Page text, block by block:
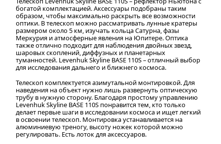
богатой комплектацией. Аксессуары подобраны таким
образом, чтобы максимально раскрыть все возможности
оптики. В телескоп можно рассматривать лунные кратеры
размером около 5 км, изучать кольца Сатурна, фазы
Меркурия и атмосферные явления на Юпитере. Оптика
также отлично подходит для наблюдения двойных звезд,
шаровых скоплений, диффузных и планетарных
туманностей. Levenhuk Skyline BASE 110S – отличный выбор
для исследования дальнего и ближнего космоса.
Телескоп комплектуется азимутальной монтировкой. Для
наведения на объект нужно лишь развернуть оптическую
трубу в нужную сторону. Благодаря простому управлению
Levenhuk Skyline BASE 110S понравится тем, кто только
делает первые шаги в исследовании космоса и ищет легкий
в освоении телескоп. Монтировка устанавливается на
алюминиевую треногу, высоту ножек которой можно
регулировать. Есть лоток для аксессуаров.